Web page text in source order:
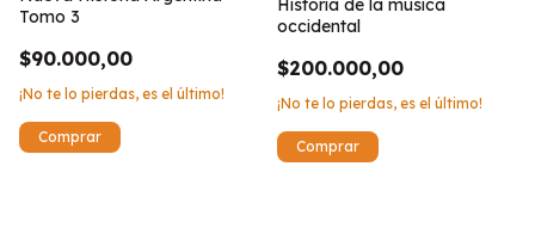
Tomo 3
$90.000,00
¡No te lo pierdas, es el último!
Historia de la musica
occidental
$200.000,00
¡No te lo pierdas, es el último!